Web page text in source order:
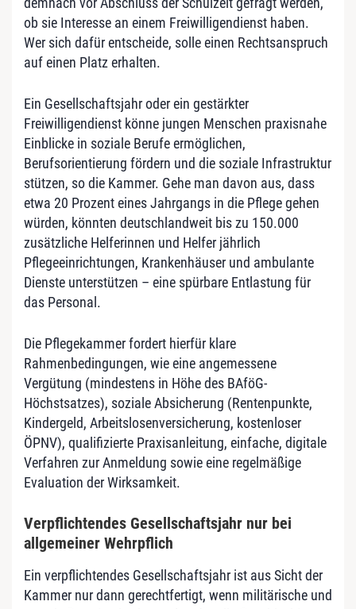
ob sie Interesse an einem Freiwilligendienst haben.
Wer sich dafür entscheide, solle einen Rechtsanspruch
auf einen Platz erhalten.
Ein Gesellschaftsjahr oder ein gestärkter
Freiwilligendienst könne jungen Menschen praxisnahe
Einblicke in soziale Berufe ermöglichen,
Berufsorientierung fördern und die soziale Infrastruktur
stützen, so die Kammer. Gehe man davon aus, dass
etwa 20 Prozent eines Jahrgangs in die Pflege gehen
würden, könnten deutschlandweit bis zu 150.000
zusätzliche Helferinnen und Helfer jährlich
Pflegeeinrichtungen, Krankenhäuser und ambulante
Dienste unterstützen – eine spürbare Entlastung für
das Personal.
Die Pflegekammer fordert hierfür klare
Rahmenbedingungen, wie eine angemessene
Vergütung (mindestens in Höhe des BAföG-
Höchstsatzes), soziale Absicherung (Rentenpunkte,
Kindergeld, Arbeitslosenversicherung, kostenloser
ÖPNV), qualifizierte Praxisanleitung, einfache, digitale
Verfahren zur Anmeldung sowie eine regelmäßige
Evaluation der Wirksamkeit.
Verpflichtendes Gesellschaftsjahr nur bei
allgemeiner Wehrpflich
Ein verpflichtendes Gesellschaftsjahr ist aus Sicht der
Kammer nur dann gerechtfertigt, wenn militärische und